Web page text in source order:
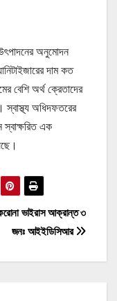
অনুমোদন
দাম কত
বেশি অর্থ ক্রেতাদের
স্বাস্থ্য অধিদফতরের
স্বাক্ষরিত এক
করোনা ভাইরাস আক্রান্ত ৩
জনঃ আইইডিসিআর